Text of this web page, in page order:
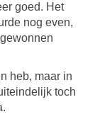
goed. Het
nog even,
heb, maar in
toch